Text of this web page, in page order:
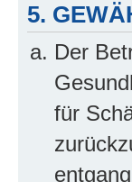
5.
Der
für